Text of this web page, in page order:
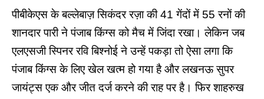
पीबीकेएस के बल्लेबाज़ सिकंदर रज़ा की 41 गेंदों में 55 रनों की
शानदार पारी ने पंजाब किंग्स को मैच में जिंदा रखा। लेकिन जब
एलएसजी स्पिनर रवि बिश्नोई ने उन्हें पकड़ा तो ऐसा लगा कि
पंजाब किंग्स के लिए खेल खत्म हो गया है और लखनऊ सुपर
जायंट्स एक और जीत दर्ज करने की राह पर है। फिर शाहरुख